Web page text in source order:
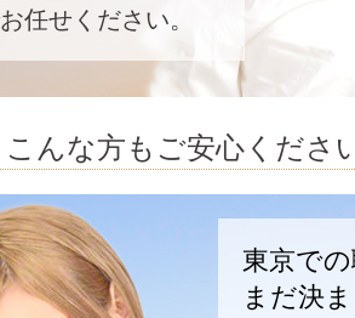
任せください。
こんな方もご安心くださ
東京で
まだ決